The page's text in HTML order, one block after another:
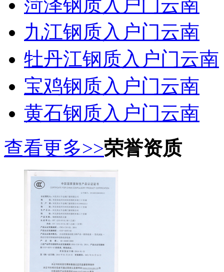
菏泽钢质入户门云南
九江钢质入户门云南
牡丹江钢质入户门云南
宝鸡钢质入户门云南
黄石钢质入户门云南
查看更多>>荣誉资质